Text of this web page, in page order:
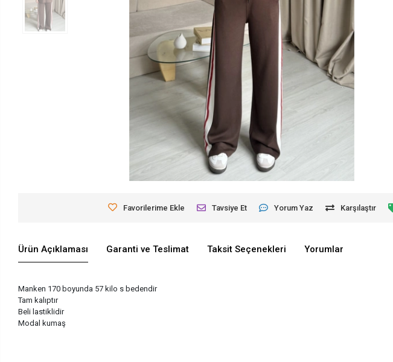
Favorilerime Ekle Tavsiye Et Yorum Yaz Karşılaştır
Ürün Açıklaması Garanti ve Teslimat Taksit Seçenekleri Yorumlar
Manken 170 boyunda 57 kilo s bedendir
Tam kalıptır
Beli lastiklidir
Modal kumaş